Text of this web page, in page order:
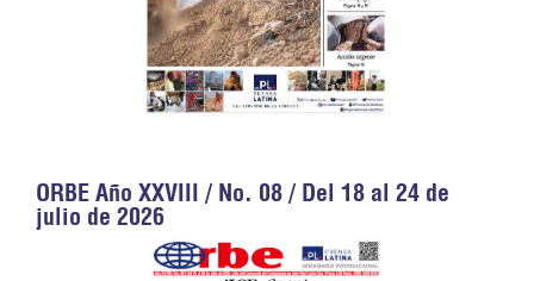
ORBE Año XXVIII / No. 08 / Del 18 al 24 de
julio de 2026